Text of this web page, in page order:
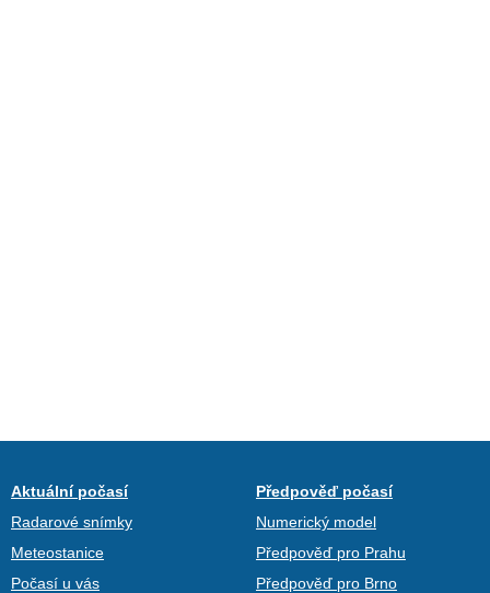
Aktuální počasí
Radarové snímky
Meteostanice
Počasí u vás
Předpověď počasí
Numerický model
Předpověď pro Prahu
Předpověď pro Brno